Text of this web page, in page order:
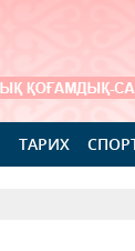
ТАРИХ